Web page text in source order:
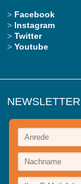
> Facebook
> Instagram
> Twitter
> Youtube